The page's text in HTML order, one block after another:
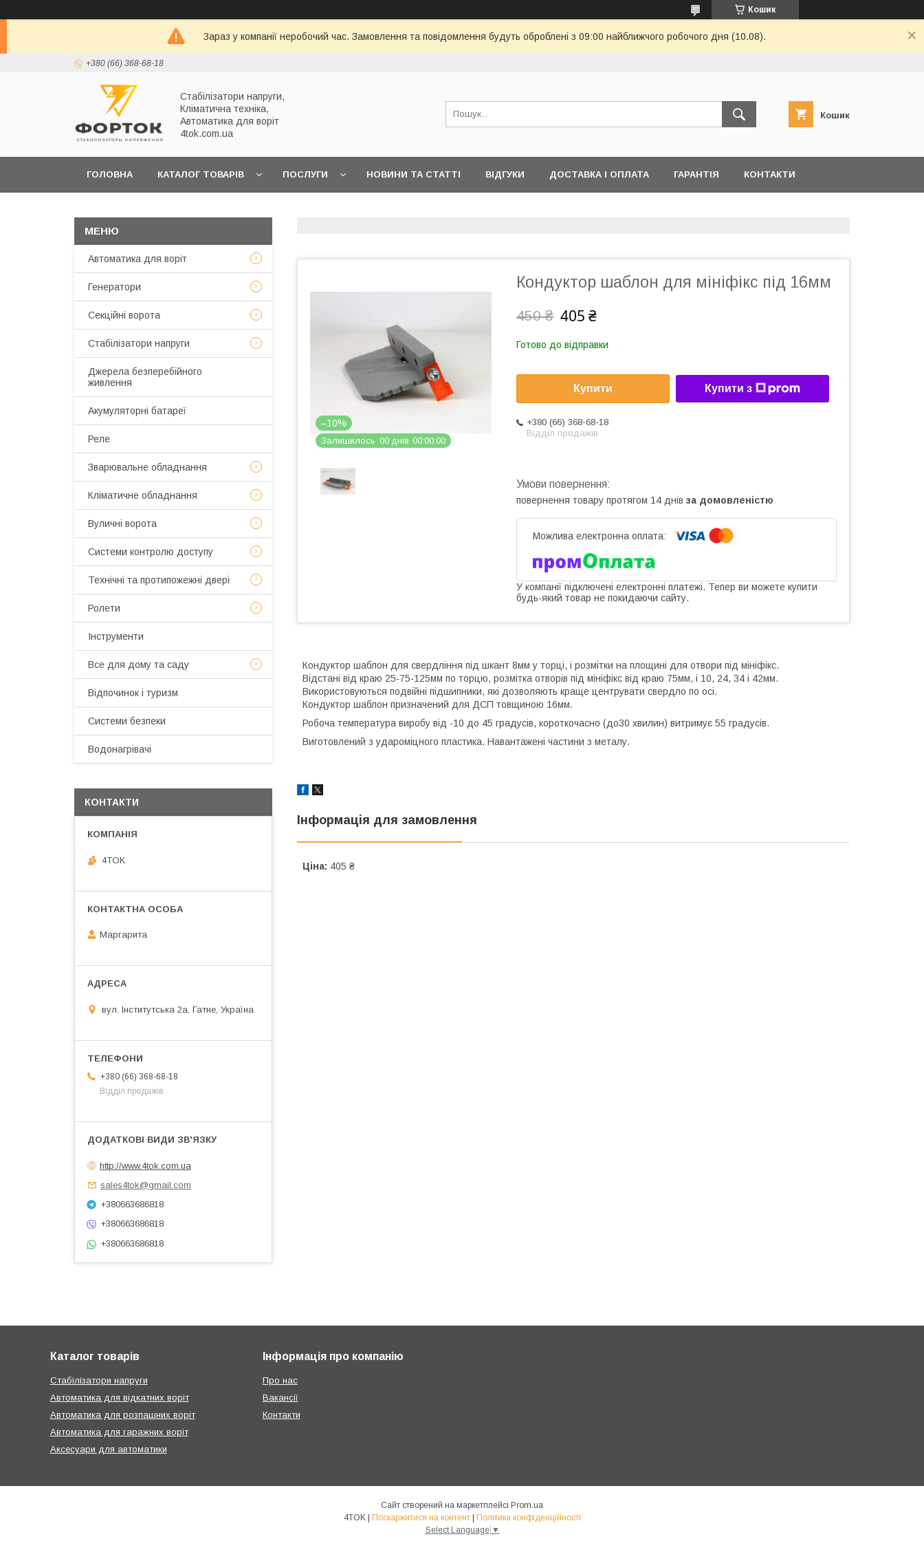
Кошик
Зараз у компанії неробочий час. Замовлення та повідомлення будуть оброблені з 09:00 найближчого робочого дня (10.08).
+380 (66) 368-68-18
Стабілізатори напруги,
Кліматична техніка,
Автоматика для воріт
4tok.com.ua
Кошик
ГОЛОВНА КАТАЛОГ ТОВАРІВ ПОСЛУГИ НОВИНИ ТА СТАТТІ ВІДГУКИ ДОСТАВКА І ОПЛАТА ГАРАНТІЯ КОНТАКТИ
–10%
Залишилось 00 днів 00 00 00
Кондуктор шаблон для мініфікс під 16мм
450 ₴ 405 ₴
Готово до відправки
Купити Купити з
+380 (66) 368-68-18
Відділ продажів
повернення товару протягом 14 днів за домовленістю
У компанії підключені електронні платежі. Тепер ви можете купити
будь-який товар не покидаючи сайту.
Кондуктор шаблон для свердління під шкант 8мм у торці, і розмітки на площині для отвори під мініфікс.
Відстані від краю 25-75-125мм по торцю, розмітка отворів під мініфікс від краю 75мм, і 10, 24, 34 і 42мм.
Використовуються подвійні підшипники, які дозволяють краще центрувати свердло по осі.
Кондуктор шаблон призначений для ДСП товщиною 16мм.
Робоча температура виробу від -10 до 45 градусів, короткочасно (до30 хвилин) витримує 55 градусів.
Виготовлений з удароміцного пластика. Навантажені частини з металу.
Інформація для замовлення
Ціна: 405 ₴
Автоматика для воріт
Генератори
Секційні ворота
Стабілізатори напруги
Джерела безперебійного
живлення
Акумуляторні батареї
Реле
Зварювальне обладнання
Кліматичне обладнання
Вуличні ворота
Системи контролю доступу
Технічні та протипожежні двері
Ролети
Інструменти
Все для дому та саду
Відпочинок і туризм
Системи безпеки
Водонагрівачі
КОНТАКТИ
4TOK
Маргарита
вул. Інститутська 2а, Гатне, Україна
+380 (66) 368-68-18
Відділ продажів
http://www.4tok.com.ua
sales4tok@gmail.com
+380663686818
+380663686818
+380663686818
Каталог товарів
Стабілізатори напруги
Автоматика для відкатних воріт
Автоматика для розпашних воріт
Автоматика для гаражних воріт
Аксесуари для автоматики
Інформація про компанію
Про нас
Вакансії
Контакти
Сайт створений на маркетплейсі Prom.ua
4TOK | Поскаржитися на контент | Політика конфіденційності
Select Language ▼